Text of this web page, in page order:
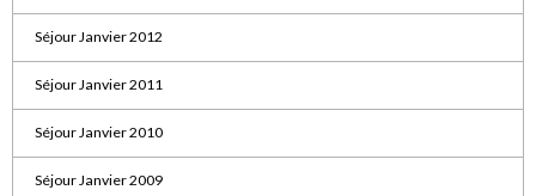
Séjour Janvier 2012
Séjour Janvier 2011
Séjour Janvier 2010
Séjour Janvier 2009